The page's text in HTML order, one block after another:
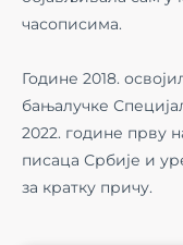
часописима.
Године 2018.
бањалучке
2022. године прву
писаца Србије и
за кратку причу.